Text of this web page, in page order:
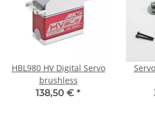
HBL980 HV Digital Servo
brushless
138,50 € *